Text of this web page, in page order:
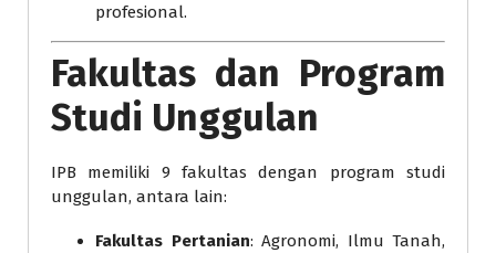
profesional.
Fakultas dan Program
Studi Unggulan
IPB memiliki 9 fakultas dengan program studi
unggulan, antara lain:
Fakultas Pertanian: Agronomi, Ilmu Tanah,